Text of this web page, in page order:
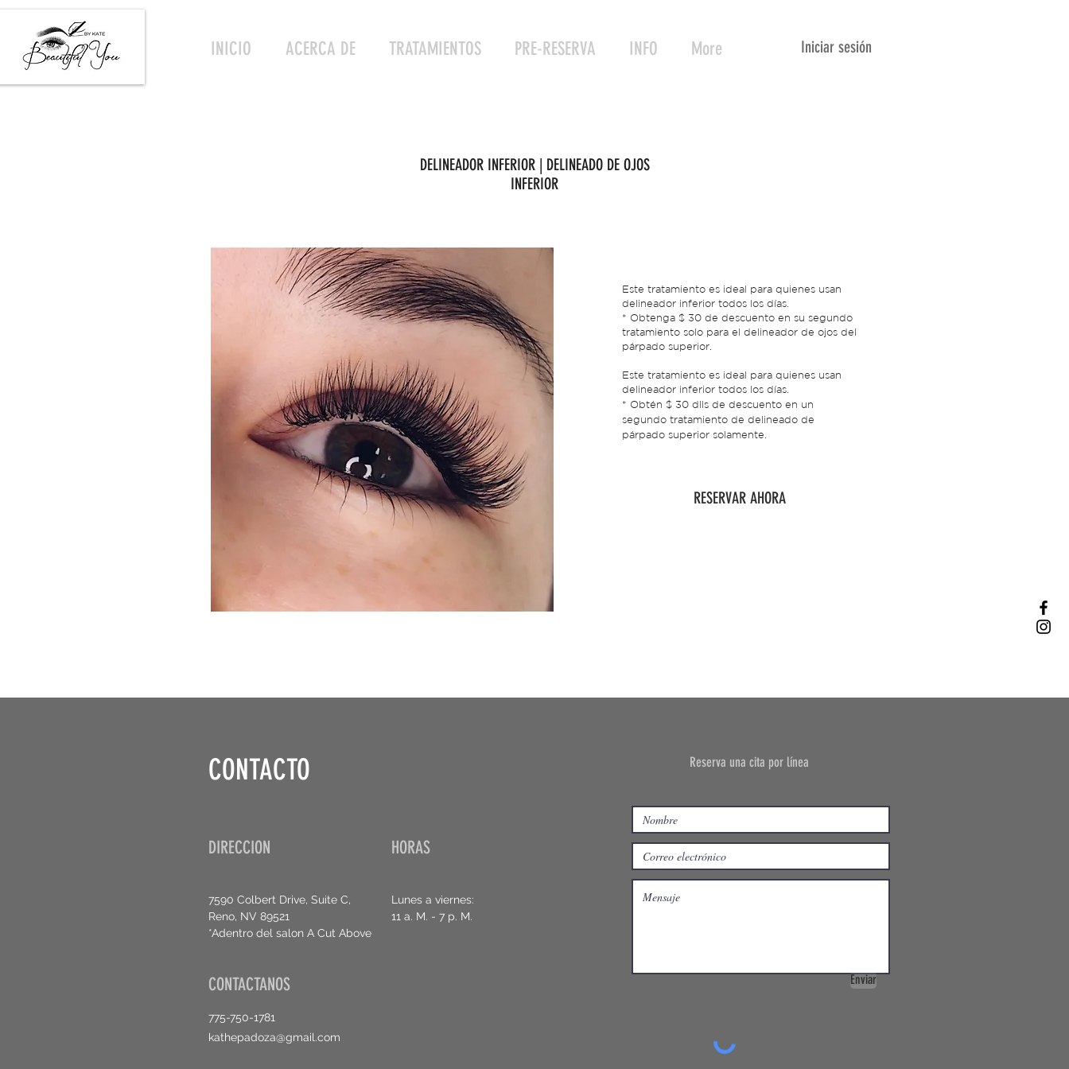
INICIO ACERCA DE TRATAMIENTOS PRE-RESERVA INFO More Iniciar sesión
DELINEADOR INFERIOR | DELINEADO DE OJOS
INFERIOR
Este tratamiento es ideal para quienes usan
delineador inferior todos los días.
* Obtenga $ 30 de descuento en su segundo
tratamiento solo para el delineador de ojos del
párpado superior.
Este tratamiento es ideal para quienes usan
delineador inferior todos los días.
* Obtén $ 30 dlls de descuento en un
segundo tratamiento de delineado de
párpado superior solamente.
RESERVAR AHORA
CONTACTO
DIRECCION HORAS
7590 Colbert Drive, Suite C,
Reno, NV 89521
*Adentro del salon A Cut Above
Lunes a viernes:
11 a. M. - 7 p. M.
CONTACTANOS
775-750-1781
kathepadoza@gmail.com
Reserva una cita por línea
Enviar